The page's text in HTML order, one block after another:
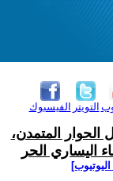
الفيسبوك التويتر
الحوار المتمدن،
اليساري الحر